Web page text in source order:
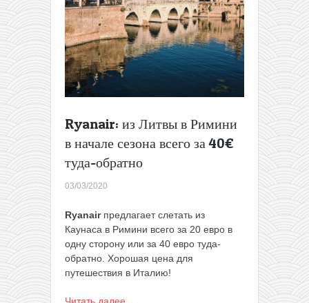
в
одну
сторону
Ryanair: из Литвы в Римини
в начале сезона всего за 40€
туда-обратно
03/03/2020
Ryanairпредлагает слетать из
Каунаса в Римини всего за 20 евро в
одну сторону или за 40 евро туда-
обратно. Хорошая цена для
путешествия в Италию!